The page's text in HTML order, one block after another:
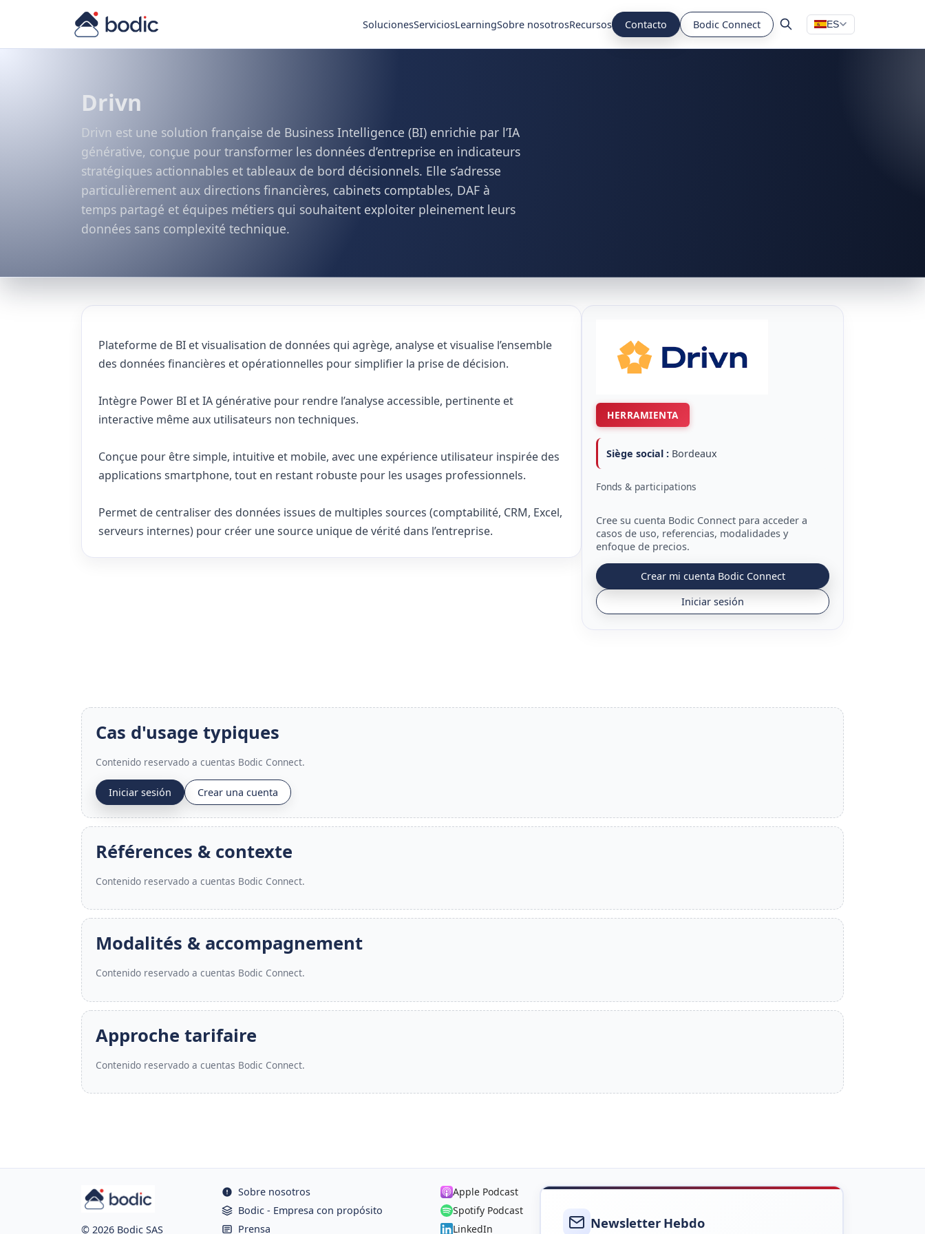
SolucionesServiciosLearningSobre nosotrosRecursos Contacto Bodic Connect ES
Drivn
Drivn est une solution française de Business Intelligence (BI) enrichie par l’IA
générative, conçue pour transformer les données d’entreprise en indicateurs
stratégiques actionnables et tableaux de bord décisionnels. Elle s’adresse
particulièrement aux directions financières, cabinets comptables, DAF à
temps partagé et équipes métiers qui souhaitent exploiter pleinement leurs
données sans complexité technique.
Plateforme de BI et visualisation de données qui agrège, analyse et visualise l’ensemble
des données financières et opérationnelles pour simplifier la prise de décision.
Intègre Power BI et IA générative pour rendre l’analyse accessible, pertinente et
interactive même aux utilisateurs non techniques.
Conçue pour être simple, intuitive et mobile, avec une expérience utilisateur inspirée des
applications smartphone, tout en restant robuste pour les usages professionnels.
Permet de centraliser des données issues de multiples sources (comptabilité, CRM, Excel,
serveurs internes) pour créer une source unique de vérité dans l’entreprise.
HERRAMIENTA
Siège social : Bordeaux
Fonds & participations
Cree su cuenta Bodic Connect para acceder a
casos de uso, referencias, modalidades y
enfoque de precios.
Crear mi cuenta Bodic Connect
Iniciar sesión
Cas d'usage typiques
Contenido reservado a cuentas Bodic Connect.
Iniciar sesión Crear una cuenta
Références & contexte
Contenido reservado a cuentas Bodic Connect.
Modalités & accompagnement
Contenido reservado a cuentas Bodic Connect.
Approche tarifaire
Contenido reservado a cuentas Bodic Connect.
© 2026 Bodic SAS
Sobre nosotros
Bodic - Empresa con propósito
Prensa
Apple Podcast
Spotify Podcast
LinkedIn
Newsletter Hebdo